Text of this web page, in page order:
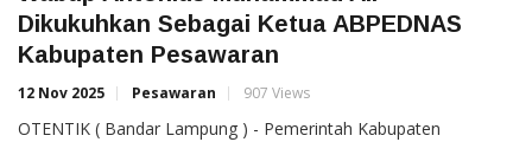
Dikukuhkan Sebagai Ketua ABPEDNAS
Kabupaten Pesawaran
12 Nov 2025 Pesawaran 907 Views
OTENTIK ( Bandar Lampung ) - Pemerintah Kabupaten